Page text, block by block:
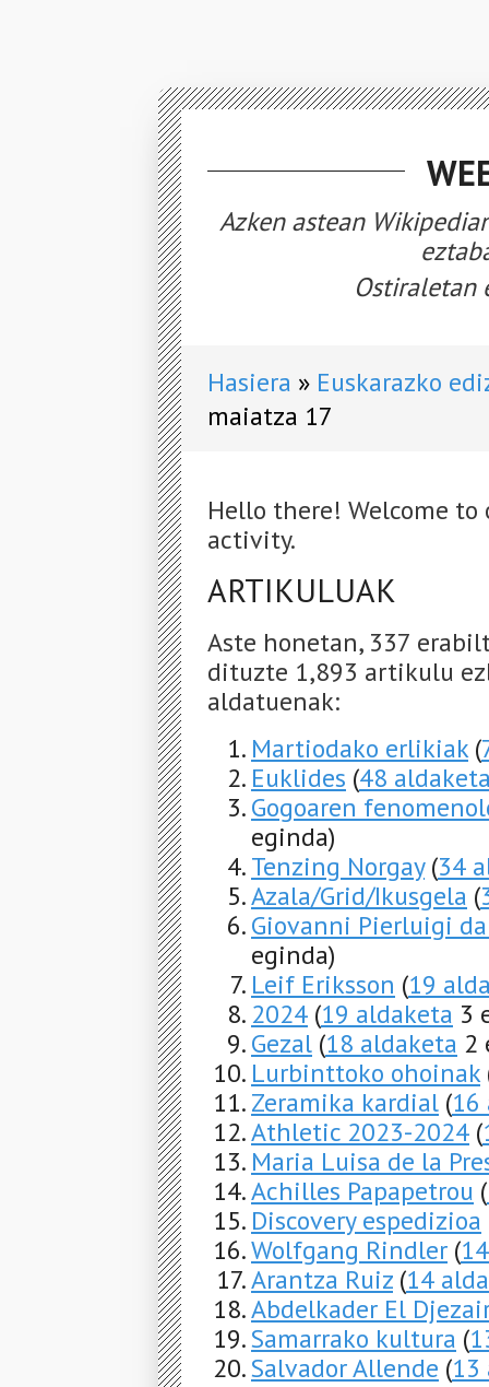
Azken astean
Ostiraletan
Hasiera
Euskarazko
maiatza 17
Hello there! Welcome
activity.
ARTIKULUAK
Aste honetan, 337
dituzte 1,893 artikulu
aldatuenak:
Martiodako erlikiak (
Euklides (48
Gogoaren
eginda)
Tenzing Norgay (34
Azala/Grid/Ikusgela (
Giovanni Pierluigi
eginda)
Leif Eriksson (19
2024 (19 aldaketa 3
Gezal (18 aldaketa 2
Lurbinttoko ohoinak
Zeramika kardial (16
Athletic 2023-2024 (
Maria Luisa de la
Achilles Papapetrou (
Discovery espedizioa
Wolfgang Rindler (
Arantza Ruiz (14
Abdelkader El
Samarrako kultura (
Salvador Allende (13